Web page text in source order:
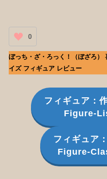
0
ぼっち・ざ・ろっく！（ぼざろ
イズ フィギュア レビュー
フィギュア：
Figure-
フィギュア
Figure-